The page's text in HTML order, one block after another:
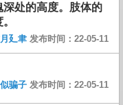
处的高度。肢体的
廴聿 发布时间：22-05-11
骗子 发布时间：22-05-11